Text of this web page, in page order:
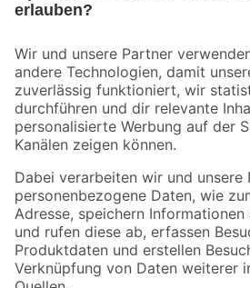
Der toom Newsletter: Keine Angebote und
Zur Newsletter Anmeldung
Folge uns
Zahlungsarten